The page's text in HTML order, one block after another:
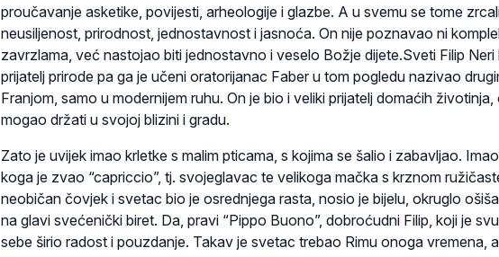
proučavanje asketike, povijesti, arheologije i glazbe. A u svemu se tome
neusiljenost, prirodnost, jednostavnost i jasnoća. On nije poznavao ni
zavrzlama, već nastojao biti jednostavno i veselo Božje dijete.Sveti Filip Neri
prijatelj prirode pa ga je učeni oratorijanac Faber u tom pogledu nazivao
Franjom, samo u modernijem ruhu. On je bio i veliki prijatelj domaćih životinja,
mogao držati u svojoj blizini i gradu.
Zato je uvijek imao krletke s malim pticama, s kojima se šalio i zabavljao. Imao
koga je zvao “capriccio”, tj. svojeglavac te velikoga mačka s krznom
neobičan čovjek i svetac bio je osrednjega rasta, nosio je bijelu, okruglo
na glavi svećenički biret. Da, pravi “Pippo Buono”, dobroćudni Filip, koji je
sebe širio radost i pouzdanje. Takav je svetac trebao Rimu onoga vremena,